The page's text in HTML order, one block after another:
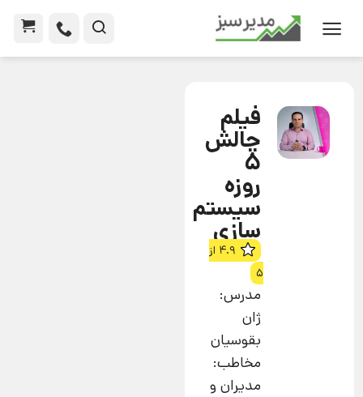
فیلم
چالش
5
روزه
سیستم
سازی
4.9 از
5
مدرس:
ژان
بقوسیان
مخاطب:
مدیران و